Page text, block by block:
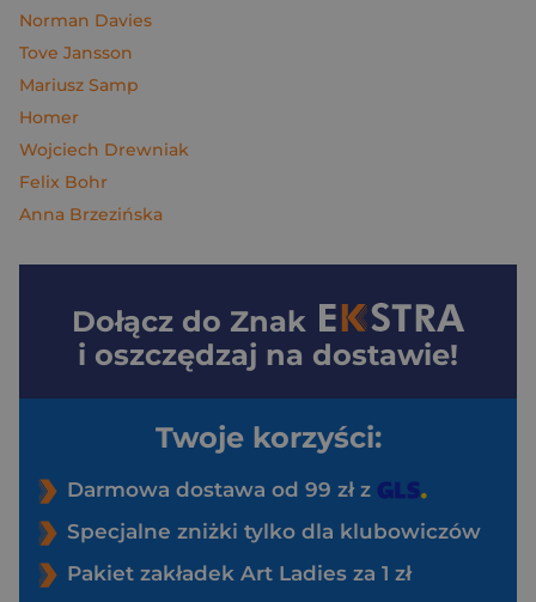
Norman Davies
Tove Jansson
Mariusz Samp
Homer
Wojciech Drewniak
Felix Bohr
Anna Brzezińska
Dołącz do Znak
i oszczędzaj na dostawie!
Twoje korzyści:
Darmowa dostawa od 99 zł z
Specjalne zniżki tylko dla klubowiczów
Pakiet zakładek Art Ladies za 1 zł